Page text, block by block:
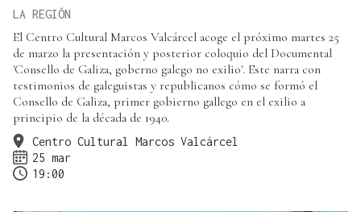
LA REGIÓN
El Centro Cultural Marcos Valcárcel acoge el próximo martes 25
de marzo la presentación y posterior coloquio del Documental
'Consello de Galiza, goberno galego no exilio'. Este narra con
testimonios de galeguistas y republicanos cómo se formó el
Consello de Galiza, primer gobierno gallego en el exilio a
principio de la década de 1940.
Centro Cultural Marcos Valcárcel
25 mar
19:00